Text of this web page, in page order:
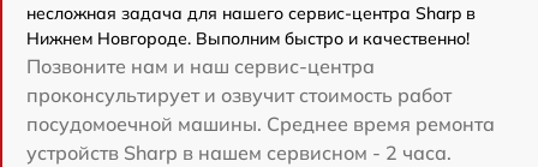
несложная задача для нашего сервис-центра Sharp в
Нижнем Новгороде. Выполним быстро и качественно!
Позвоните нам и наш сервис-центра
проконсультирует и озвучит стоимость работ
посудомоечной машины. Среднее время ремонта
устройств Sharp в нашем сервисном - 2 часа.